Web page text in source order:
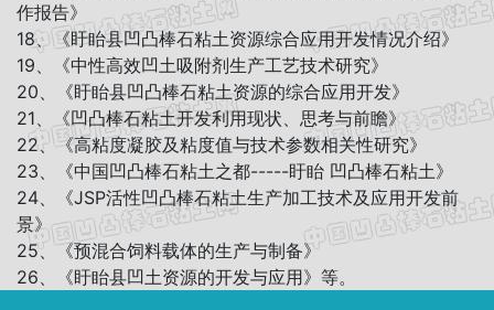
作报告》
18、《盱眙县凹凸棒石粘土资源综合应用开发情况介绍》
19、《中性高效凹土吸附剂生产工艺技术研究》
20、《盱眙县凹凸棒石粘土资源的综合应用开发》
21、《凹凸棒石粘土开发利用现状、思考与前瞻》
22、《高粘度凝胶及粘度值与技术参数相关性研究》
23、《中国凹凸棒石粘土之都-----盱眙 凹凸棒石粘土》
24、《JSP活性凹凸棒石粘土生产加工技术及应用开发前
景》
25、《预混合饲料载体的生产与制备》
26、《盱眙县凹土资源的开发与应用》等。